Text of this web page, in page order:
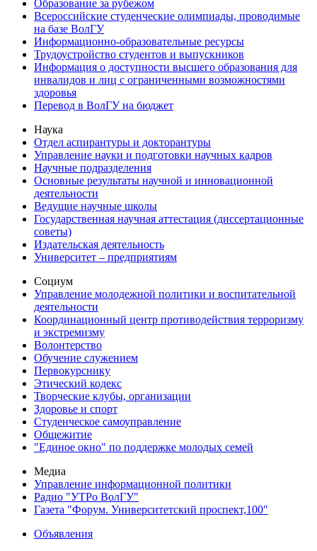
Образование за рубежом
Всероссийские студенческие олимпиады, проводимые
на базе ВолГУ
Информационно-образовательные ресурсы
Трудоустройство студентов и выпускников
Информация о доступности высшего образования для
инвалидов и лиц с ограниченными возможностями
здоровья
Перевод в ВолГУ на бюджет
Наука
Отдел аспирантуры и докторантуры
Управление науки и подготовки научных кадров
Научные подразделения
Основные результаты научной и инновационной
деятельности
Ведущие научные школы
Государственная научная аттестация (диссертационные
советы)
Издательская деятельность
Университет – предприятиям
Социум
Управление молодежной политики и воспитательной
деятельности
Координационный центр противодействия терроризму
и экстремизму
Волонтерство
Обучение служением
Первокурснику
Этический кодекс
Творческие клубы, организации
Здоровье и спорт
Студенческое самоуправление
Общежитие
"Единое окно" по поддержке молодых семей
Медиа
Управление информационной политики
Радио "УТРо ВолГУ"
Газета "Форум. Университетский проспект,100"
Объявления